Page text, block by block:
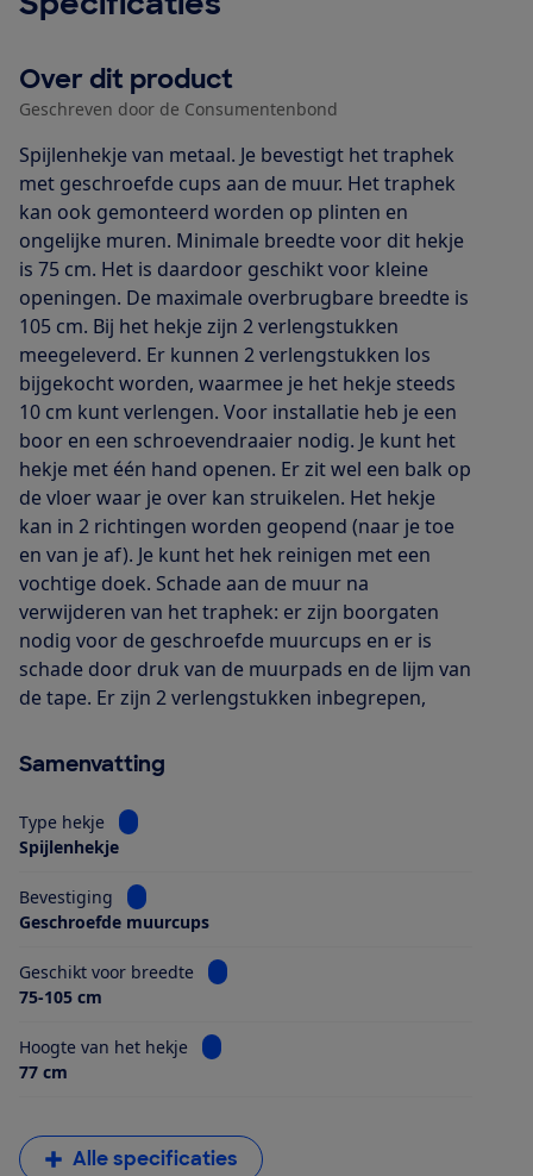
Over dit product
Geschreven door de Consumentenbond
Spijlenhekje van metaal. Je bevestigt het traphek
met geschroefde cups aan de muur. Het traphek
kan ook gemonteerd worden op plinten en
ongelijke muren. Minimale breedte voor dit hekje
is 75 cm. Het is daardoor geschikt voor kleine
openingen. De maximale overbrugbare breedte is
105 cm. Bij het hekje zijn 2 verlengstukken
meegeleverd. Er kunnen 2 verlengstukken los
bijgekocht worden, waarmee je het hekje steeds
10 cm kunt verlengen. Voor installatie heb je een
boor en een schroevendraaier nodig. Je kunt het
hekje met één hand openen. Er zit wel een balk op
de vloer waar je over kan struikelen. Het hekje
kan in 2 richtingen worden geopend (naar je toe
en van je af). Je kunt het hek reinigen met een
vochtige doek. Schade aan de muur na
verwijderen van het traphek: er zijn boorgaten
nodig voor de geschroefde muurcups en er is
schade door druk van de muurpads en de lijm van
de tape. Er zijn 2 verlengstukken inbegrepen,
Samenvatting
Type hekje
Bekijk informatie voor Type hekje
Spijlenhekje
Bevestiging
Bekijk informatie voor Bevestiging
Geschroefde muurcups
Geschikt voor breedte
Bekijk informatie voor Geschikt voor
75-105 cm
Hoogte van het hekje
Bekijk informatie voor Hoogte van het
77 cm
Alle specificaties